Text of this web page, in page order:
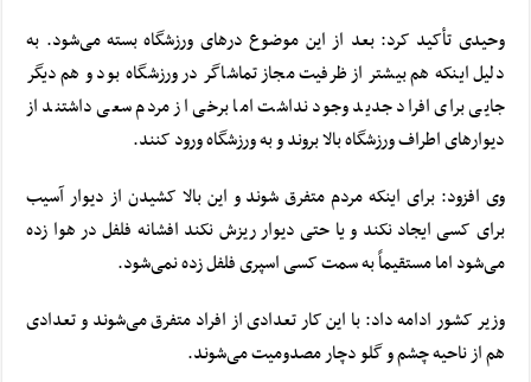
وحیدی تأکید کرد: بعد از این موضوع درهای ورزشگاه بسته می‌شود. به
دلیل اینکه هم بیشتر از ظرفیت مجاز تماشاگر در ورزشگاه بود و هم دیگر
جایی برای افراد جدید وجود نداشت اما برخی از مردم سعی داشتند از
دیوارهای اطراف ورزشگاه بالا بروند و به ورزشگاه ورود کنند.
وی افزود: برای اینکه مردم متفرق شوند و این بالا کشیدن از دیوار آسیب
برای کسی ایجاد نکند و یا حتی دیوار ریزش نکند افشانه فلفل در هوا زده
می‌شود اما مستقیماً به سمت کسی اسپری فلفل زده نمی‌شود.
وزیر کشور ادامه داد: با این کار تعدادی از افراد متفرق می‌شوند و تعدادی
هم از ناحیه چشم و گلو دچار مصدومیت می‌شوند.